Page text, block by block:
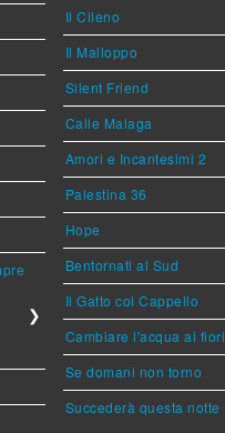
❯
Il Cileno
Il Malloppo
Silent Friend
Calle Malaga
Amori e Incantesimi 2
Palestina 36
Hope
Bentornati al Sud
Il Gatto col Cappello
Cambiare l'acqua ai fiori
Se domani non torno
Succederà questa notte